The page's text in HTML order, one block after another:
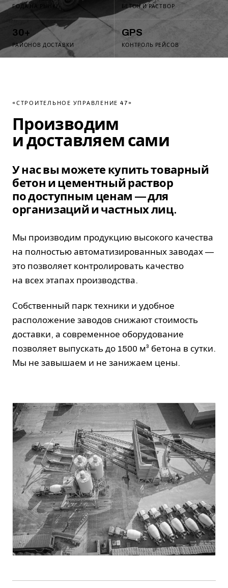
Контакты
ГОДА НА РЫНКЕ БЕТОН И РАСТВОР
30+
РАЙОНОВ ДОСТАВКИ
GPS
КОНТРОЛЬ РЕЙСОВ
«СТРОИТЕЛЬНОЕ УПРАВЛЕНИЕ 47»
Производим
и доставляем сами
У нас вы можете купить товарный
бетон и цементный раствор
по доступным ценам — для
организаций и частных лиц.
Мы производим продукцию высокого качества
на полностью автоматизированных заводах —
это позволяет контролировать качество
на всех этапах производства.
Собственный парк техники и удобное
расположение заводов снижают стоимость
доставки, а современное оборудование
позволяет выпускать до 1500 м³ бетона в сутки.
Мы не завышаем и не занижаем цены.